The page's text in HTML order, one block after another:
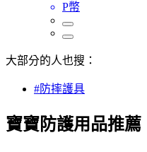
P幣
大部分的人也搜：
#防摔護具
寶寶防護用品推